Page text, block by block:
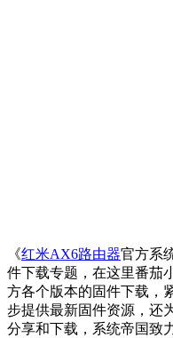
《红米AX6路由器官方系
件下载专题，在这里番茄
方各个版本的固件下载，
步提供最新固件资源，还
分享和下载，系统帝国致